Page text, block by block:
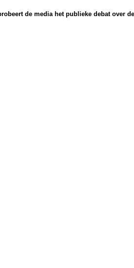
de media het publieke debat over